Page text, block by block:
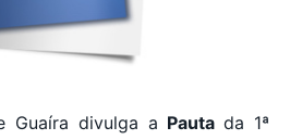
Guaíra divulga a Pautada 1ª